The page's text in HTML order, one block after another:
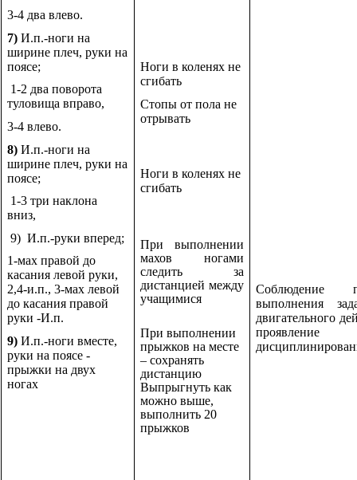
3-4 два влево.
7) И.п.-ноги на
ширине плеч, руки на
поясе;
1-2 два поворота
туловища вправо,
3-4 влево.
8) И.п.-ноги на
ширине плеч, руки на
поясе;
1-3 три наклона
вниз,
9) И.п.-руки вперед;
1-мах правой до
касания левой руки,
2,4-и.п., 3-мах левой
до касания правой
руки -И.п.
9) И.п.-ноги вместе,
руки на поясе -
прыжки на двух
ногах
Ноги в коленях не
сгибать
Стопы от пола не
отрывать
Ноги в коленях не
сгибать
При выполнении
махов ногами
следить за
дистанцией между
учащимися
При выполнении
прыжков на месте
– сохранять
дистанцию
Выпрыгнуть как
можно выше,
выполнить 20
прыжков
Соблюдение
выполнения
двигательного
проявление